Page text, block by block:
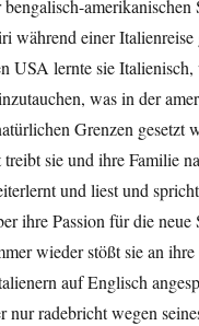
während einer Italienreise
USA lernte sie Italienisch,
was in der
Grenzen gesetzt
sie und ihre Familie
und liest und
ihre Passion für die neue
wieder stößt sie an
auf Englisch
nur radebricht wegen